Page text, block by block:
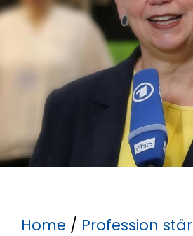
Home / Profession